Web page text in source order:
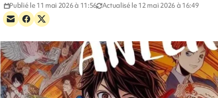
Publié le 11 mai 2026 à 11:56 Actualisé le 12 mai 2026 à 16:49